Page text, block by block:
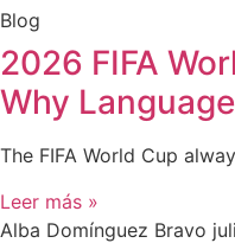
Blog
2026 FIFA
Why
The FIFA World Cup
Leer más »
Alba Domínguez Bravo